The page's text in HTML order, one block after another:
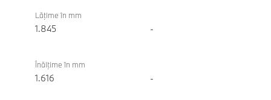
Lăţime în mm
1.845 -
Înălţime în mm
1.616 -